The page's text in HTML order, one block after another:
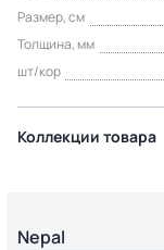
Размер, см
Толщина, мм
шт/кор
Коллекции товара
Nepal